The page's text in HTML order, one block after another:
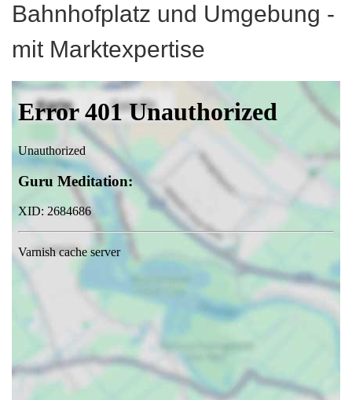
Bahnhofplatz und Umgebung -
mit Marktexpertise